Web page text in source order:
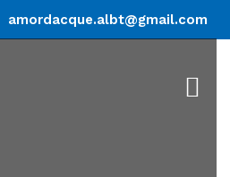
amordacque.albt@gmail.com